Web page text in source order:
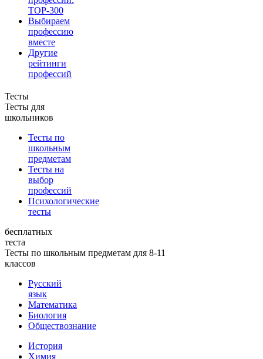
TOP-300
Выбираем
профессию
вместе
Другие
рейтинги
профессий
Тесты
Тесты для
школьников
Тесты по
школьным
предметам
Тесты на
выбор
профессий
Психологические
тесты
бесплатных
теста
Тесты по школьным предметам для 8-11
классов
Русский
язык
Математика
Биология
Обществознание
История
Химия